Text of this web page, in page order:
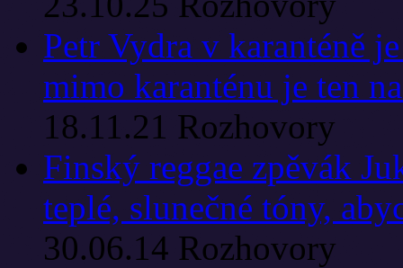
Petr Vydra v karanténě
mimo karanténu je ten
18.11.21 Rozhovory
Finský reggae zpěvák
teplé, slunečné tóny,
30.06.14 Rozhovory